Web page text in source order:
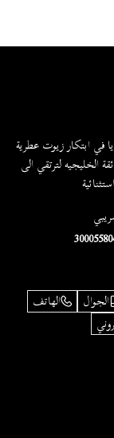
في ابتكار زيوت عطرية
الخليجيه لترتقي الى
الجوال
الهاتف